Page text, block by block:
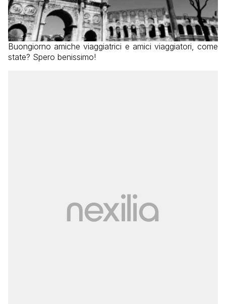
Buongiorno amiche viaggiatrici e amici viaggiatori, come
state? Spero benissimo!